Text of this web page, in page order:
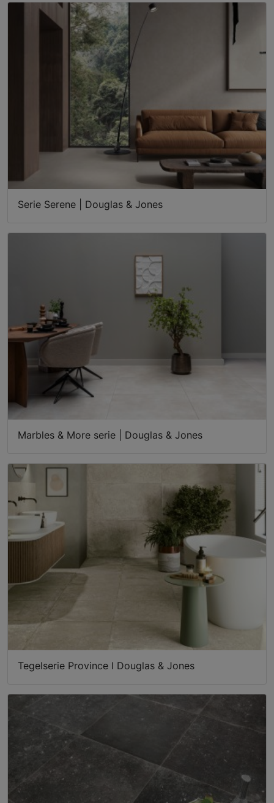
Serie Serene | Douglas & Jones
Marbles & More serie | Douglas & Jones
Tegelserie Province I Douglas & Jones